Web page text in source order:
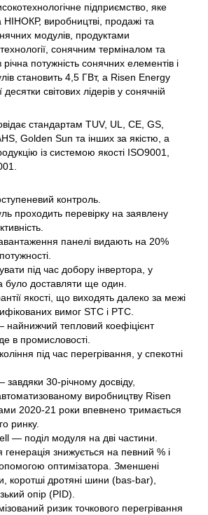
підприємство, яке
НІНОКР, виробництві, продажі та
модулів, продуктами
сонячним терміналом та
річна потужність сонячних елементів і
становить 4,5 ГВт, а Risen Energy
світових лідерів у сонячній
стандартам TUV, UL, CE, GS,
Golden Sun та інших за якістю, а
із системою якості ISO9001,
контроль.
проходить перевірку на заявлену
панелі видають на 20%
під час добору інвертора, у
було доставляти ще один.
якості, що виходять далеко за межі
вимог STC і PTC.
тепловий коефіцієнт
в промисловості.
під час перегрівання, у спекотні
30-річному досвіду,
виробництву Risen
2020-21 роки впевнено тримається
ринку.
— поділ модуля на дві частини.
генерація знижується на певний % і
оптимізатора. Зменшені
коротші дротяні шини (bas-bar),
опір (PID).
ризик точкового перегрівання